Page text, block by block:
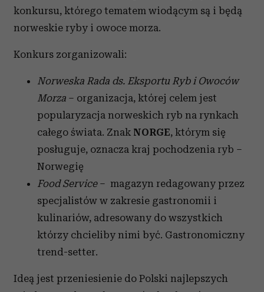
konkursu, którego tematem wiodącym są i będą
norweskie ryby i owoce morza.
Konkurs zorganizowali:
Norweska Rada ds. Eksportu Ryb i Owoców
Morza – organizacja, której celem jest
popularyzacja norweskich ryb na rynkach
całego świata. Znak NORGE, którym się
posługuje, oznacza kraj pochodzenia ryb –
Norwegię
Food Service– magazyn redagowany przez
specjalistów w zakresie gastronomii i
kulinariów, adresowany do wszystkich
którzy chcieliby nimi być. Gastronomiczny
trend-setter.
Ideą jest przeniesienie do Polski najlepszych